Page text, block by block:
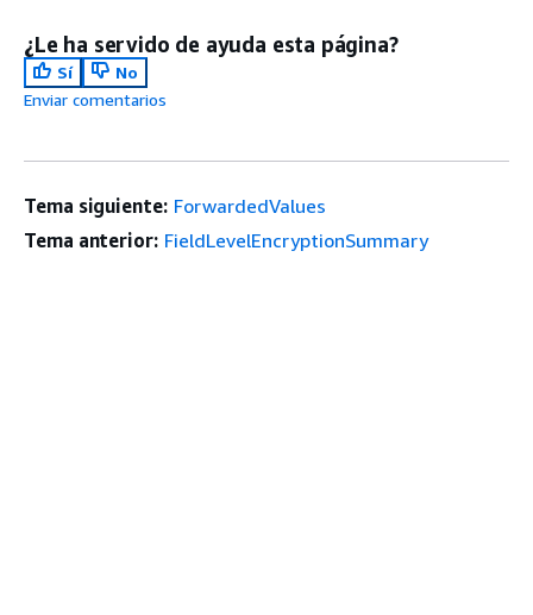
¿Le ha servido de ayuda esta página?
Sí
No
Enviar comentarios
Tema siguiente: ForwardedValues
Tema anterior: FieldLevelEncryptionSummary